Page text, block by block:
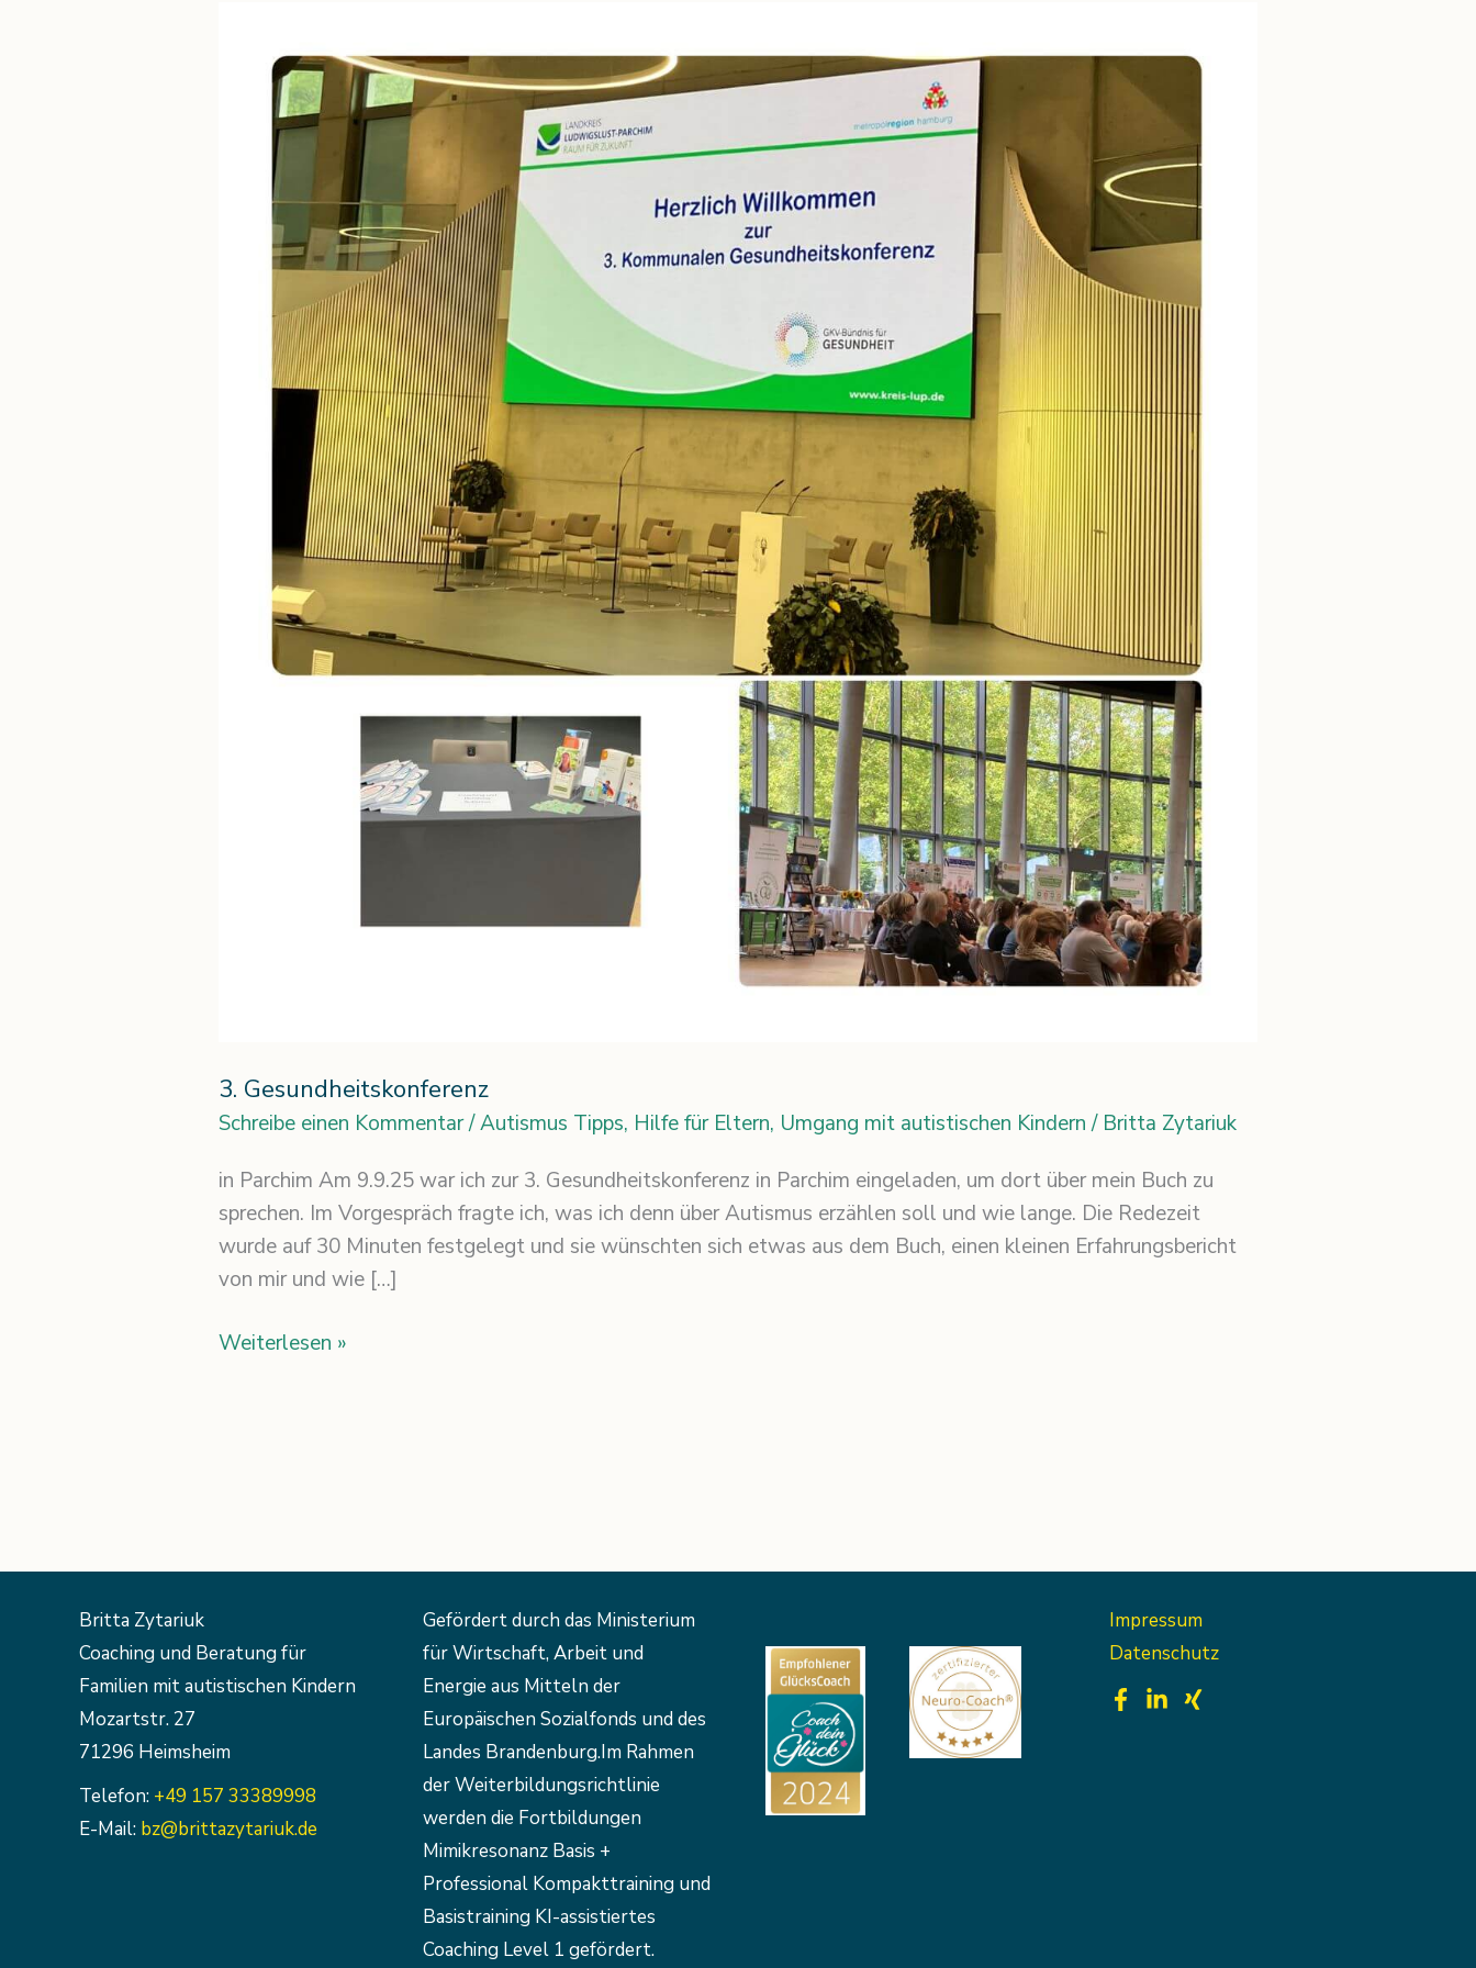
3. Gesundheitskonferenz
Schreibe einen Kommentar/Autismus Tipps, Hilfe für Eltern, Umgang mit autistischen Kindern/ Britta Zytariuk
in Parchim Am 9.9.25 war ich zur 3. Gesundheitskonferenz in Parchim eingeladen, um dort über mein Buch zu
sprechen. Im Vorgespräch fragte ich, was ich denn über Autismus erzählen soll und wie lange. Die Redezeit
wurde auf 30 Minuten festgelegt und sie wünschten sich etwas aus dem Buch, einen kleinen Erfahrungsbericht
von mir und wie […]
Gesundheitskonferenz
Weiterlesen »
Britta Zytariuk
Coaching und Beratung für
Familien mit autistischen Kindern
Mozartstr. 27
71296 Heimsheim
Telefon: +49 157 33389998
E-Mail: bz@brittazytariuk.de
Gefördert durch das Ministerium
für Wirtschaft, Arbeit und
Energie aus Mitteln der
Europäischen Sozialfonds und des
Landes Brandenburg.Im Rahmen
der Weiterbildungsrichtlinie
werden die Fortbildungen
Mimikresonanz Basis +
Professional Kompakttraining und
Basistraining KI-assistiertes
Coaching Level 1 gefördert.
Impressum
Datenschutz